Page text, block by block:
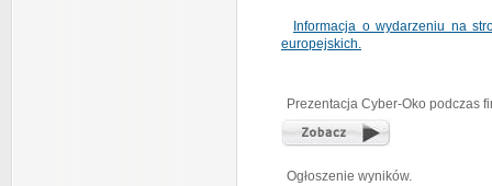
Informacja o wydarzeniu na
europejskich.
Prezentacja Cyber-Oko podczas
Ogłoszenie wyników.